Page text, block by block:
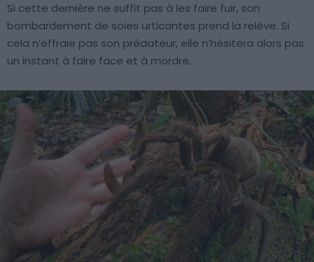
Si cette dernière ne suffit pas à les faire fuir, son
bombardement de soies urticantes prend la relève. Si
cela n’effraie pas son prédateur, elle n’hésitera alors pas
un instant à faire face et à mordre.